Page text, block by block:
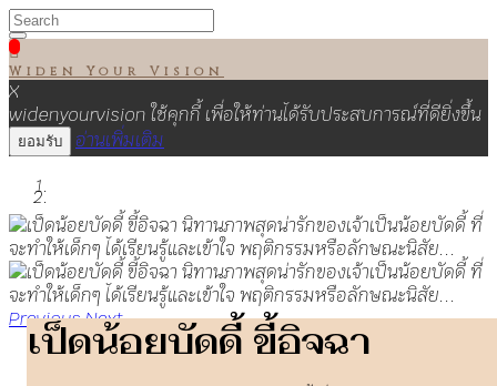

Widen Your Vision
X
widenyourvision ใช้คุกกี้ เพื่อให้ท่านได้รับประสบการณ์ที่ดียิ่งขึ้น
ยอมรับ อ่านเพิ่มเติม
PreviousNext
เป็ดน้อยบัดดี้ ขี้อิจฉา